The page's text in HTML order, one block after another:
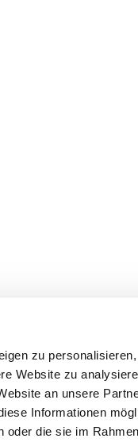
zu
Website zu
an unsere
Informationen
die sie im